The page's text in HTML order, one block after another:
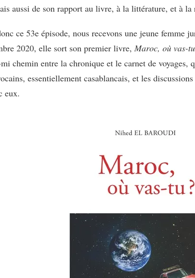
aussi de son rapport au livre, à la littérature, et à la
ce 53e épisode, nous recevons une jeune femme
2020, elle sort son premier livre, Maroc, où vas-
chemin entre la chronique et le carnet de voyages,
essentiellement casablancais, et les
eux.